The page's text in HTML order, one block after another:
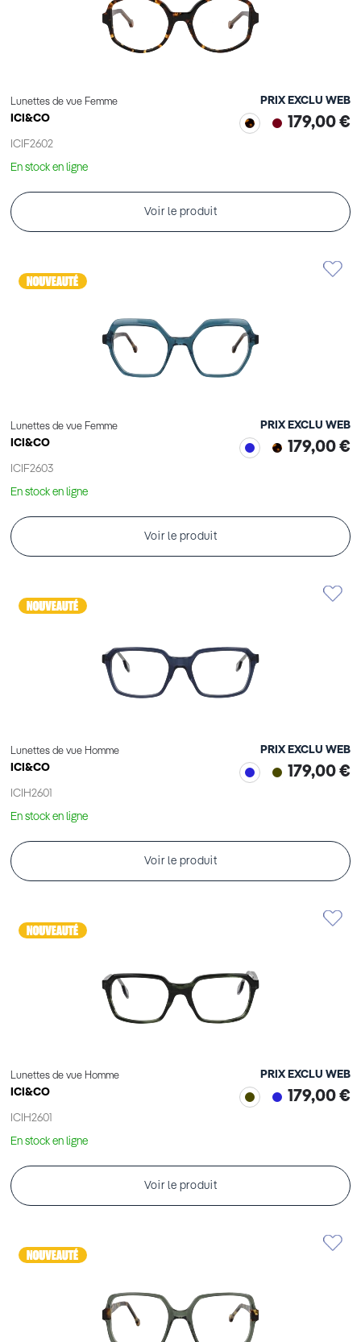
Lunettes de vue Femme
ICI&CO
ICIF2602
PRIX EXCLU WEB
179,00 €
En stock en ligne
Voir le produit
Lunettes de vue Femme
ICI&CO
ICIF2603
PRIX EXCLU WEB
179,00 €
En stock en ligne
Voir le produit
Lunettes de vue Homme
ICI&CO
ICIH2601
PRIX EXCLU WEB
179,00 €
En stock en ligne
Voir le produit
Lunettes de vue Homme
ICI&CO
ICIH2601
PRIX EXCLU WEB
179,00 €
En stock en ligne
Voir le produit